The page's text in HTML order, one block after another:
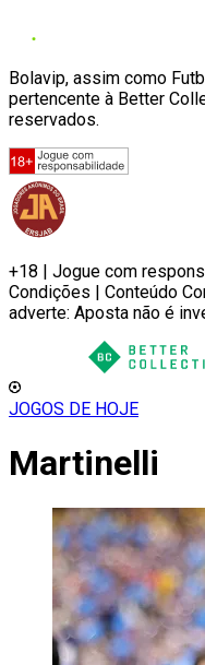
Bolavip, assim como
pertencente à Better
reservados.
+18 | Jogue com
Condições | Conteúdo
adverte: Aposta não é
JOGOS DE HOJE
Martinelli